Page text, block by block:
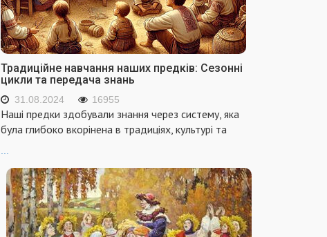
Традиційне навчання наших предків: Сезонні
цикли та передача знань
31.08.2024 16955
Наші предки здобували знання через систему, яка
була глибоко вкорінена в традиціях, культурі та
...